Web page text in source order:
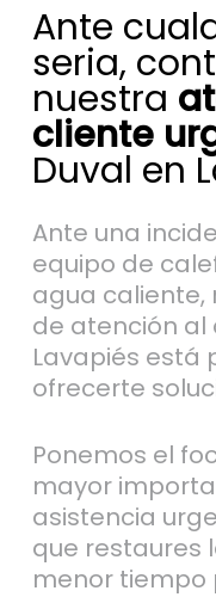
Ante
seria,
nuestra
cliente
Duval en
Ante una
equipo de
agua
de atención al
Lavapiés está
ofrecerte
Ponemos el
mayor
asistencia
que restaures
menor tiempo